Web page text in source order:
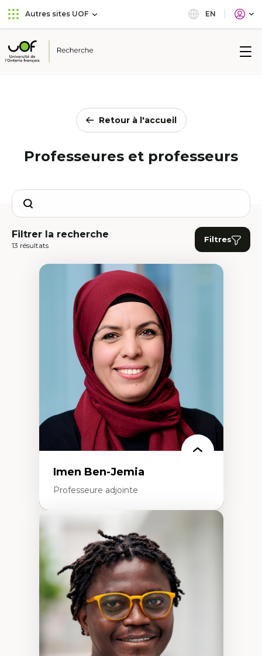
Aller
au
principal
Passer
au
Autres sites UOF EN
Université
Retour à l'accueil
Professeures et professeurs
Search
Filtrer la recherche
13 résultats
Filtres
Imen Ben-Jemia
Professeure adjointe
Expertises
Discours sur la ville et représentations
Mosquées, formes et usages au Canada
Reconnaissance et représentations des
communautés immigrantes dans l'espace
urbain
Design architectural et urbain
Patrimoine et patrimonialisation
Études postcoloniales et décolonisation des
savoirs